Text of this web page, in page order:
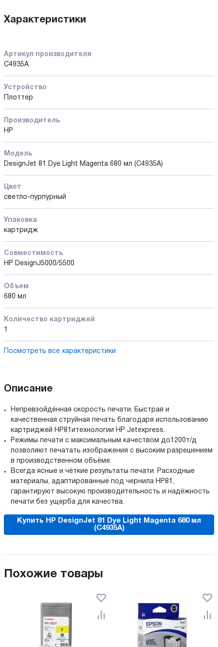
Характеристики
Артикул производителя
C4935A
Устройство
Плоттер
Производитель
HP
Модель
DesignJet 81 Dye Light Magenta 680 мл (C4935A)
Цвет
светло-пурпурный
Упаковка
картридж
Совместимость
HP DesignJ5000/5500
Объем
680 мл
Количество картриджей
1
Посмотреть все характеристики
Описание
Непревзойдённая скорость печати. Быстрая и
качественная струйная печать благодаря использованию
картриджей HP81итехнологии HP Jetexpress.
Режимы печати с максимальным качеством до1200т/д
позволяют печатать изображения с высоким разрешением
в производственном объёме.
Всегда ясные и чёткие результаты печати. Расходные
материалы, адаптированные под чернила НР81,
гарантируют высокую производительность и надёжность
печати без ущерба для качества.
Купить HP DesignJet 81 Dye Light Magenta 680 мл
(C4935A)
Похожие товары